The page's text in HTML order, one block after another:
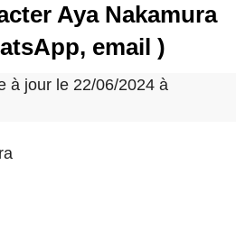
Aya Nakamura
email )
à jour le 22/06/2024 à